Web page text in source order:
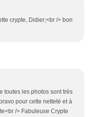
crypte, Didier;<br /> bon
toutes les photos sont très
pour cette netteté et à
/> Fabuleuse Crypte